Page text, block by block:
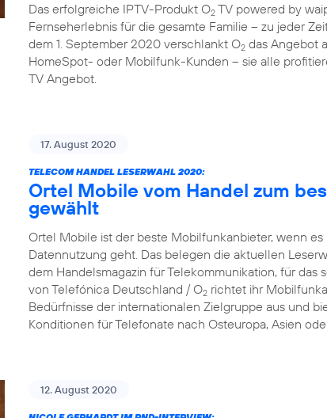
Das erfolgreiche IPTV-Produkt O2 TV powered by
Fernseherlebnis für die gesamte Familie – zu jeder
dem 1. September 2020 verschlankt O2 das Angebot
HomeSpot- oder Mobilfunk-Kunden – sie alle
TV Angebot.
17. August 2020
TELECOM HANDEL LESERWAHL 2020:
Ortel Mobile vom Handel zum
gewählt
Ortel Mobile ist der beste Mobilfunkanbieter, wenn
Datennutzung geht. Das belegen die aktuellen
dem Handelsmagazin für Telekommunikation, für
von Telefónica Deutschland / O2 richtet ihr
Bedürfnisse der internationalen Zielgruppe aus und
Konditionen für Telefonate nach Osteuropa, Asien
12. August 2020